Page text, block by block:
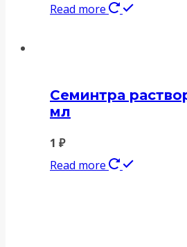
Read more
Семинтра
мл
1 ₽
Read more